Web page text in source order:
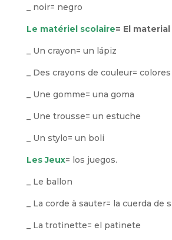
_ noir= negro
Le matériel scolaire= El
_ Un crayon= un lápiz
_ Des crayons de couleur= colores
_ Une gomme= una goma
_ Une trousse= un estuche
_ Un stylo= un boli
Les Jeux= los juegos.
_ Le ballon
_ La corde à sauter= la cuerda de
_ La trotinette= el patinete